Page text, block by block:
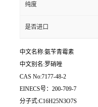
纯度
是否进口
中文名称:氨苄青霉素
中文别名:罗硝唑
CAS No:7177-48-2
EINECS号：200-709-7
分子式:C16H25N3O7S